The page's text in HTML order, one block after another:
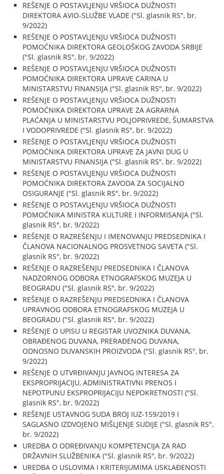
REŠENJE O POSTAVLJENJU VRŠIOCA DUŽNOSTI
DIREKTORA AVIO-SLUŽBE VLADE ("Sl. glasnik RS", br.
9/2022)
REŠENJE O POSTAVLJENJU VRŠIOCA DUŽNOSTI
POMOĆNIKA DIREKTORA GEOLOŠKOG ZAVODA SRBIJE
("Sl. glasnik RS", br. 9/2022)
REŠENJE O POSTAVLJENJU VRŠIOCA DUŽNOSTI
POMOĆNIKA DIREKTORA UPRAVE CARINA U
MINISTARSTVU FINANSIJA ("Sl. glasnik RS", br. 9/2022)
REŠENJE O POSTAVLJENJU VRŠIOCA DUŽNOSTI
POMOĆNIKA DIREKTORA UPRAVE ZA AGRARNA
PLAĆANJA U MINISTARSTVU POLJOPRIVREDE, ŠUMARSTVA
I VODOPRIVREDE ("Sl. glasnik RS", br. 9/2022)
REŠENJE O POSTAVLJENJU VRŠIOCA DUŽNOSTI
POMOĆNIKA DIREKTORA UPRAVE ZA JAVNI DUG U
MINISTARSTVU FINANSIJA ("Sl. glasnik RS", br. 9/2022)
REŠENJE O POSTAVLJENJU VRŠIOCA DUŽNOSTI
POMOĆNIKA DIREKTORA ZAVODA ZA SOCIJALNO
OSIGURANJE ("Sl. glasnik RS", br. 9/2022)
REŠENJE O POSTAVLJENJU VRŠIOCA DUŽNOSTI
POMOĆNIKA MINISTRA KULTURE I INFORMISANJA ("Sl.
glasnik RS", br. 9/2022)
REŠENJE O RAZREŠENJU I IMENOVANJU PREDSEDNIKA I
ČLANOVA NACIONALNOG PROSVETNOG SAVETA ("Sl.
glasnik RS", br. 9/2022)
REŠENJE O RAZREŠENJU PREDSEDNIKA I ČLANOVA
NADZORNOG ODBORA ETNOGRAFSKOG MUZEJA U
BEOGRADU ("Sl. glasnik RS", br. 9/2022)
REŠENJE O RAZREŠENJU PREDSEDNIKA I ČLANOVA
UPRAVNOG ODBORA ETNOGRAFSKOG MUZEJA U
BEOGRADU ("Sl. glasnik RS", br. 9/2022)
REŠENJE O UPISU U REGISTAR UVOZNIKA DUVANA,
OBRAĐENOG DUVANA, PRERAĐENOG DUVANA,
ODNOSNO DUVANSKIH PROIZVODA ("Sl. glasnik RS", br.
9/2022)
REŠENJE O UTVRĐIVANJU JAVNOG INTERESA ZA
EKSPROPRIJACIJU, ADMINISTRATIVNI PRENOS I
NEPOTPUNU EKSPROPRIJACIJU NEPOKRETNOSTI ("Sl.
glasnik RS", br. 9/2022)
REŠENJE USTAVNOG SUDA BROJ IUZ-159/2019 I
SAGLASNO IZDVOJENO MIŠLJENJE SUDIJE ("Sl. glasnik RS",
br. 9/2022)
UREDBA O ODREĐIVANJU KOMPETENCIJA ZA RAD
DRŽAVNIH SLUŽBENIKA ("Sl. glasnik RS", br. 9/2022)
UREDBA O USLOVIMA I KRITERIJUMIMA USKLAĐENOSTI